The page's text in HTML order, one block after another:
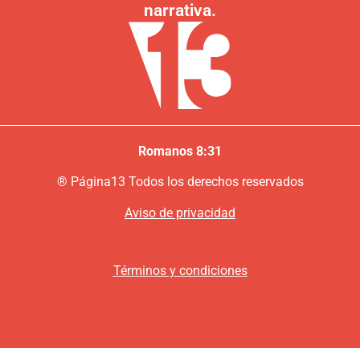
narrativa.
Romanos 8:31
® Página13 Todos los derechos reservados
Aviso de privacidad
Términos y condiciones